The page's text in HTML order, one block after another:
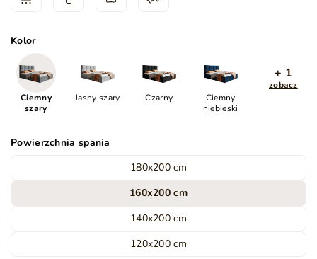
Kolor
Ciemny
szary
Jasny szary Czarny
Ciemny
niebieski
+ 1
zobacz
Powierzchnia spania
180x200 cm
160x200 cm
140x200 cm
120x200 cm